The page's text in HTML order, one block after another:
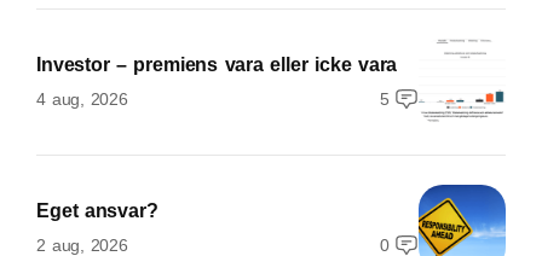
Investor – premiens vara eller icke vara
4 aug, 2026 5
Eget ansvar?
2 aug, 2026 0